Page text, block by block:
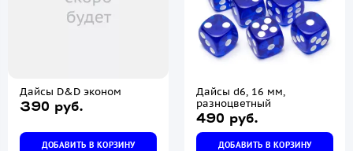
Дайсы D&D эконом
390 руб.
ДОБАВИТЬ В КОРЗИНУ
Дайсы d6, 16 мм,
разноцветный
490 руб.
ДОБАВИТЬ В КОРЗИНУ